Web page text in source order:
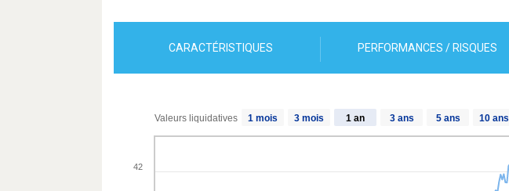
CARACTÉRISTIQUES PERFORMANCES / RISQUES
42
Valeurs liquidatives 1 mois 3 mois 1 an 3 ans 5 ans 10 ans